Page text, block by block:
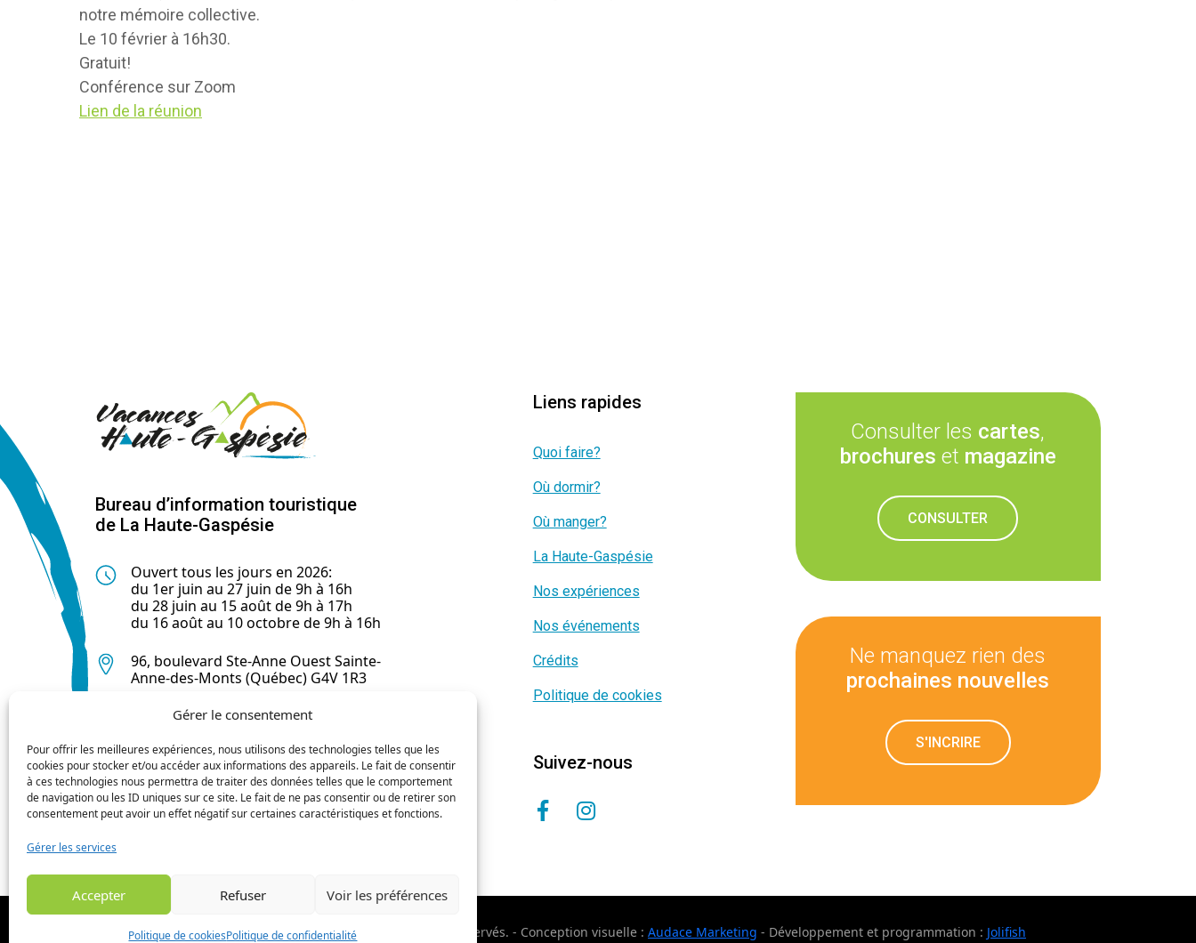
Gérer le consentement
Pour offrir les meilleures expériences, nous utilisons des technologies telles que les
cookies pour stocker et/ou accéder aux informations des appareils. Le fait de consentir
à ces technologies nous permettra de traiter des données telles que le comportement
de navigation ou les ID uniques sur ce site. Le fait de ne pas consentir ou de retirer son
consentement peut avoir un effet négatif sur certaines caractéristiques et fonctions.
Gérer les services
Accepter Refuser Voir les préférences
Politique de cookiesPolitique de confidentialité
notre mémoire collective.
Le 10 février à 16h30.
Gratuit!
Conférence sur Zoom
Lien de la réunion
Bureau d’information touristique
de La Haute-Gaspésie
Ouvert tous les jours en 2026:
du 1er juin au 27 juin de 9h à 16h
du 28 juin au 15 août de 9h à 17h
du 16 août au 10 octobre de 9h à 16h
96, boulevard Ste-Anne Ouest Sainte-
Anne-des-Monts (Québec) G4V 1R3
418 763-0044
Liens rapides
Quoi faire?
Où dormir?
Où manger?
La Haute-Gaspésie
Nos expériences
Nos événements
Crédits
Politique de cookies
Suivez-nous
Consulter les cartes,
brochures et magazine
CONSULTER
Ne manquez rien des
prochaines nouvelles
S'INCRIRE
© 2024 MRC de la Haute Gaspésie - Tous droits réservés. - Conception visuelle : Audace Marketing - Développement et programmation : Jolifish